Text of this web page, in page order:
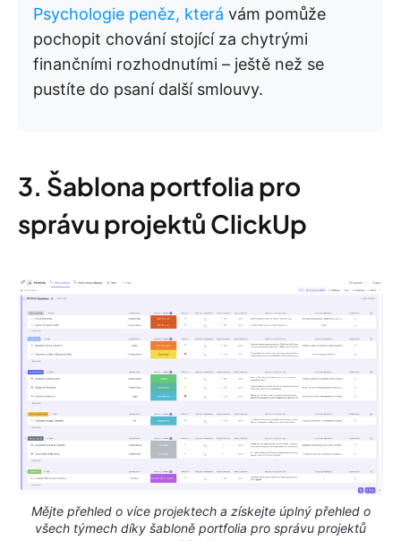
Psychologie peněz, která vám pomůže
pochopit chování stojící za chytrými
finančními rozhodnutími – ještě než se
pustíte do psaní další smlouvy.
3. Šablona portfolia pro
správu projektů ClickUp
Mějte přehled o více projektech a získejte úplný přehled o
všech týmech díky šabloně portfolia pro správu projektů